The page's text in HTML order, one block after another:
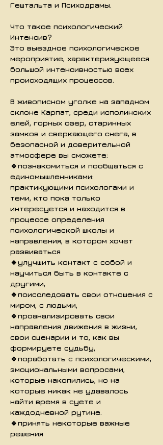
Гештальта и Психодрамы.
Что такое психологический
Интенсив?
Это выездное психологическое
мероприятие, характеризующееся
большой интенсивностью всех
происходящих процессов.
В живописном уголке на западном
склоне Карпат, среди исполинских
елей, горных озер, старинных
замков и сверкающего снега, в
безопасной и доверительной
атмосфере вы сможете:
🔹познакомиться и пообщаться с
единомышленниками:
практикующими психологами и
теми, кто пока только
интересуется и находится в
процессе определения
психологической школы и
направления, в котором хочет
развиваться
🔹улучшить контакт с собой и
научиться быть в контакте с
другими,
🔹поисследовать свои отношения с
миром, с людьми,
🔹проанализировать свои
направления движения в жизни,
свои сценарии и то, как вы
формируете судьбу,
🔹поработать с психологическими,
эмоциональными вопросами,
которые накопились, но на
которые никак не удавалось
найти время в суете и
каждодневной рутине.
🔹принять некоторые важные
решения